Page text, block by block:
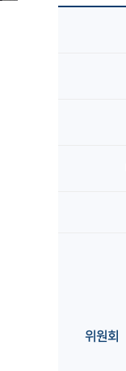
위원회